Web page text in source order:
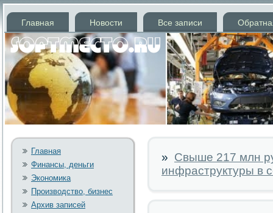
Главная Новости Все записи
Главная
Финансы, деньги
Экономика
Производство, бизнес
Архив записей
» Свыше 217 млн
инфраструктуры в